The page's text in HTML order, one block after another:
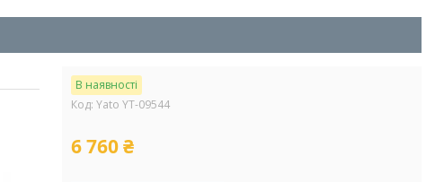
В наявності
Код: Yato YT-09544
6 760 ₴